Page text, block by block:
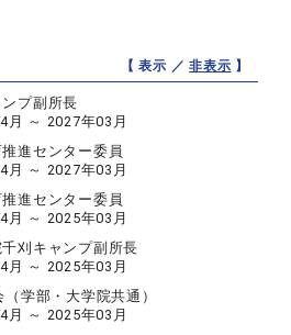
【 表示 ／非表示 】
プ副所長
月 ～ 2027年03月
進センター委員
月 ～ 2027年03月
進センター委員
月 ～ 2025年03月
刈キャンプ副所長
月 ～ 2025年03月
（学部・大学院共通）
月 ～ 2025年03月